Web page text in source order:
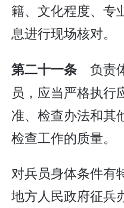
籍、文化程度、专
息进行现场核对。
第二十一条 负责
员，应当严格执行
准、检查办法和其
检查工作的质量。
对兵员身体条件有
地方人民政府征兵